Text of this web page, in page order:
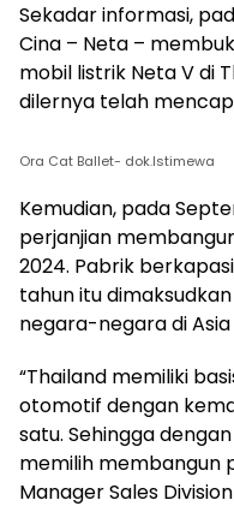
Sekadar informasi,
Cina – Neta –
mobil listrik Neta V di
dilernya telah
Ora Cat Ballet- dok.Istimewa
Kemudian, pada
perjanjian
2024. Pabrik
tahun itu
negara-negara di
“Thailand memiliki
otomotif dengan
satu. Sehingga
memilih membangun
Manager Sales